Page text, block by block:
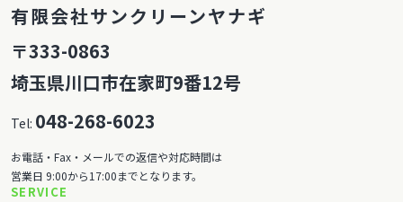
有限会社サンクリーンヤナギ
〒333-0863
埼玉県川口市在家町9番12号
Tel: 048-268-6023
お電話・Fax・メールでの返信や対応時間は
営業日 9:00から17:00までとなります。
SERVICE